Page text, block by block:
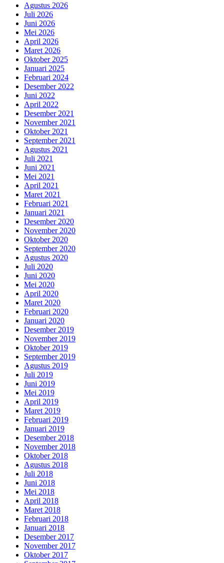
Agustus 2026
Juli 2026
Juni 2026
Mei 2026
April 2026
Maret 2026
Oktober 2025
Januari 2025
Februari 2024
Desember 2022
Juni 2022
April 2022
Desember 2021
November 2021
Oktober 2021
September 2021
Agustus 2021
Juli 2021
Juni 2021
Mei 2021
April 2021
Maret 2021
Februari 2021
Januari 2021
Desember 2020
November 2020
Oktober 2020
September 2020
Agustus 2020
Juli 2020
Juni 2020
Mei 2020
April 2020
Maret 2020
Februari 2020
Januari 2020
Desember 2019
November 2019
Oktober 2019
September 2019
Agustus 2019
Juli 2019
Juni 2019
Mei 2019
April 2019
Maret 2019
Februari 2019
Januari 2019
Desember 2018
November 2018
Oktober 2018
Agustus 2018
Juli 2018
Juni 2018
Mei 2018
April 2018
Maret 2018
Februari 2018
Januari 2018
Desember 2017
November 2017
Oktober 2017